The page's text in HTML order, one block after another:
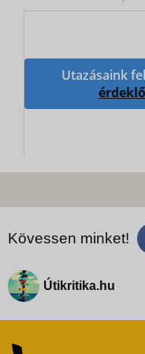
Utazásaink
Kövessen minket!
Útikritika.hu